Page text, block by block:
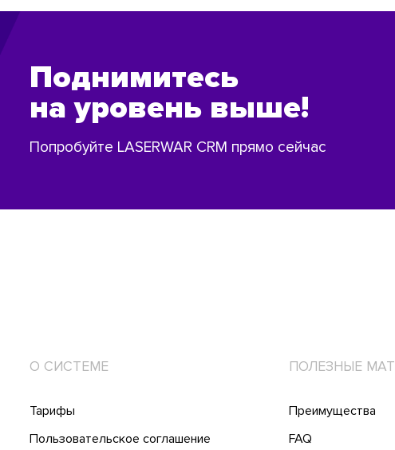
Поднимитесь
на уровень выше!
Попробуйте LASERWAR CRM прямо сейчас
О СИСТЕМЕ
Тарифы
Пользовательское соглашение
ПОЛЕЗНЫЕ
Преимущества
FAQ